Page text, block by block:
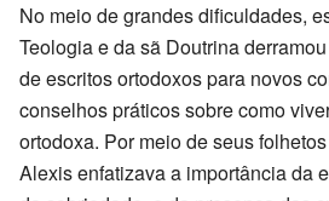
No meio de grandes dificuldades,
Teologia e da sã Doutrina
de escritos ortodoxos para novos
conselhos práticos sobre como
ortodoxa. Por meio de seus
Alexis enfatizava a importância da